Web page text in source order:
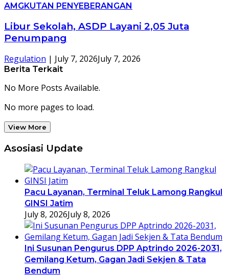
AMGKUTAN PENYEBERANGAN
Libur Sekolah, ASDP Layani 2,05 Juta
Penumpang
Regulation | July 7, 2026July 7, 2026
Berita Terkait
No More Posts Available.
No more pages to load.
View More
Asosiasi Update
Pacu Layanan, Terminal Teluk Lamong Rangkul
GINSI Jatim
July 8, 2026July 8, 2026
Ini Susunan Pengurus DPP Aptrindo 2026-2031,
Gemilang Ketum, Gagan Jadi Sekjen & Tata
Bendum